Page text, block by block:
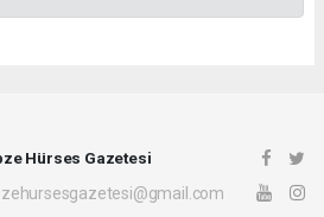
Hürses Gazetesi